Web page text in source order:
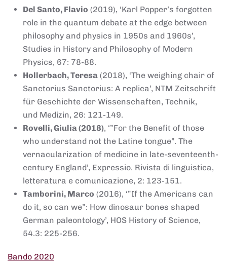
Del Santo, Flavio (2019), ‘Karl Popper’s forgotten
role in the quantum debate at the edge between
philosophy and physics in 1950s and 1960s’,
Studies in History and Philosophy of Modern
Physics, 67: 78-88.
Hollerbach, Teresa (2018), ‘The weighing chair of
Sanctorius Sanctorius: A replica’, NTM Zeitschrift
für Geschichte der Wissenschaften, Technik,
und Medizin, 26: 121-149.
Rovelli, Giulia (2018), ‘”For the Benefit of those
who understand not the Latine tongue”. The
vernacularization of medicine in late-seventeenth-
century England’, Expressio. Rivista di linguistica,
letteratura e comunicazione, 2: 123-151.
Tamborini, Marco (2016), ‘”If the Americans can
do it, so can we”: How dinosaur bones shaped
German paleontology’, HOS History of Science,
54.3: 225-256.
Bando 2020